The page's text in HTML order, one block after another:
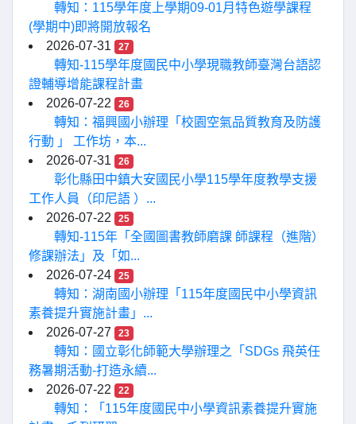
轉知：115學年度上學期09-01月特色遊學課程
(學期中)即將開放報名
2026-07-31
27
轉知-115學年度國民中小學現職教師臺灣台語認
證輔導增能課程計畫
2026-07-22
26
轉知：福興國小辦理「校園空氣品質教育及防護
行動 」 工作坊，本...
2026-07-31
26
彰化縣田中鎮大安國民小學115學年度教學支援
工作人員（印尼語 ）...
2026-07-22
25
轉知-115年「全國圖書教師磨課 師課程（進階）
修課辦法」及「如...
2026-07-24
25
轉知：湖南國小辦理「115年度國民中小學資訊
素養提升實施計畫」...
2026-07-27
23
轉知：國立彰化師範大學辦理之「SDGs 飛英任
務暑期活動-打造永續...
2026-07-22
22
轉知：「115年度國民中小學資訊素養提升實施